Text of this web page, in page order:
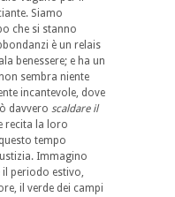
Siamo
che si stanno
è un relais
benessere; e ha un
sembra niente
incantevole, dove
davvero scaldare il
recita la loro
tempo
Immagino
il periodo estivo,
il verde dei campi